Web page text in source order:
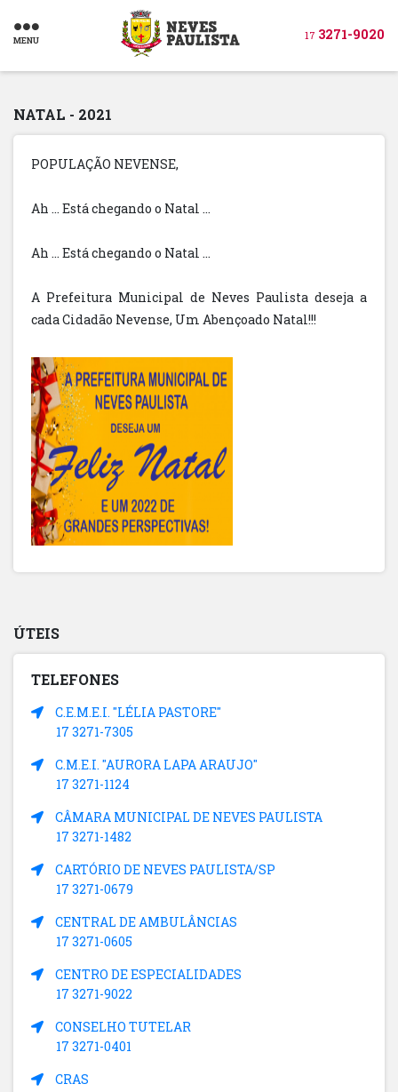
MENU 17 3271-9020
NATAL - 2021
POPULAÇÃO NEVENSE,
Ah ... Está chegando o Natal ...
Ah ... Está chegando o Natal ...
A Prefeitura Municipal de Neves Paulista deseja a
cada Cidadão Nevense, Um Abençoado Natal!!!
ÚTEIS
TELEFONES
C.E.M.E.I. "LÉLIA PASTORE"
17 3271-7305
C.M.E.I. "AURORA LAPA ARAUJO"
17 3271-1124
CÂMARA MUNICIPAL DE NEVES PAULISTA
17 3271-1482
CARTÓRIO DE NEVES PAULISTA/SP
17 3271-0679
CENTRAL DE AMBULÂNCIAS
17 3271-0605
CENTRO DE ESPECIALIDADES
17 3271-9022
CONSELHO TUTELAR
17 3271-0401
CRAS